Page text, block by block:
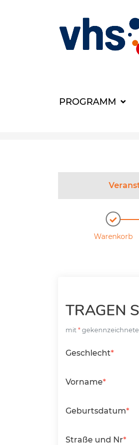
PROGRAMM
Warenkorb
TRAGEN
mit
Geschlecht
Vorname
Geburtsdatum
Straße und Nr